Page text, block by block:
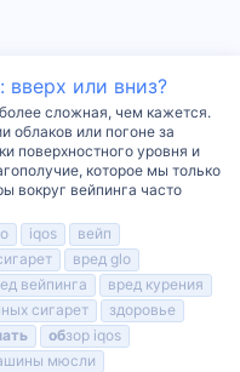
вверх или вниз?
сложная, чем кажется.
облаков или погоне за
поверхностного уровня и
которое мы только
вокруг вейпинга часто
iqos
вейп
вред glo
вейпинга
вред курения
сигарет
здоровье
обзор iqos
мюсли